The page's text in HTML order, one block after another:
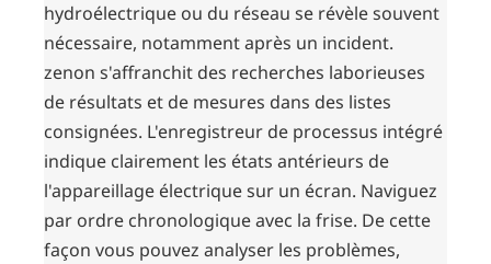
hydroélectrique ou du réseau se révèle souvent
nécessaire, notamment après un incident.
zenon s'affranchit des recherches laborieuses
de résultats et de mesures dans des listes
consignées. L'enregistreur de processus intégré
indique clairement les états antérieurs de
l'appareillage électrique sur un écran. Naviguez
par ordre chronologique avec la frise. De cette
façon vous pouvez analyser les problèmes,